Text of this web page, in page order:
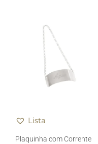
Lista
Plaquinha com Corrente